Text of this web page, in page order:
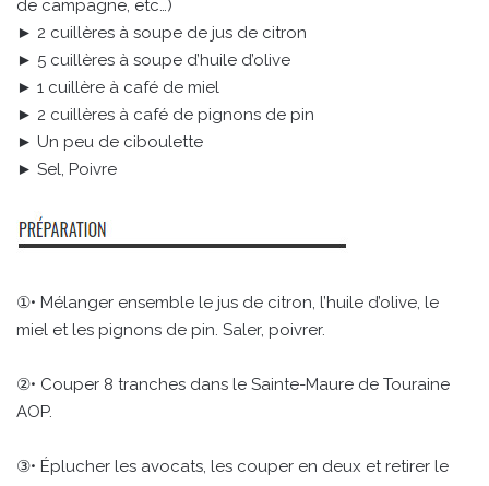
de campagne, etc…)
► 2 cuillères à soupe de jus de citron
► 5 cuillères à soupe d’huile d’olive
► 1 cuillère à café de miel
► 2 cuillères à café de pignons de pin
► Un peu de ciboulette
► Sel, Poivre
①• Mélanger ensemble le jus de citron, l’huile d’olive, le
miel et les pignons de pin. Saler, poivrer.
②• Couper 8 tranches dans le Sainte-Maure de Touraine
AOP.
③• Éplucher les avocats, les couper en deux et retirer le